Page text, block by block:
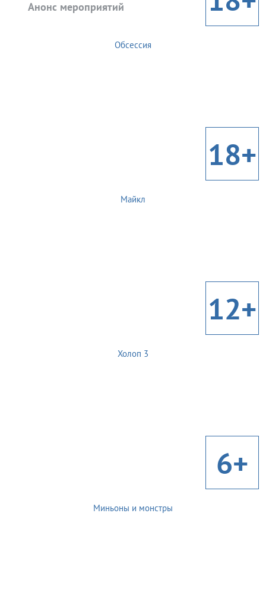
Анонс мероприятий
Обсессия
18+
Майкл
12+
Холоп 3
6+
Миньоны и монстры